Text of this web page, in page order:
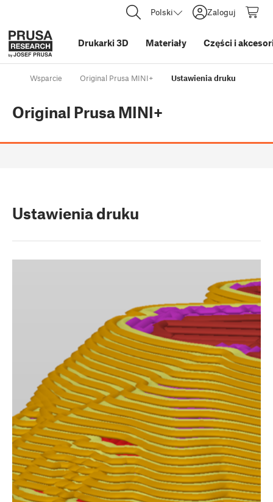
Polski Zaloguj
Drukarki 3D Materiały Części i
Wsparcie Original Prusa MINI+ Ustawienia druku
Original Prusa MINI+
Ustawienia druku